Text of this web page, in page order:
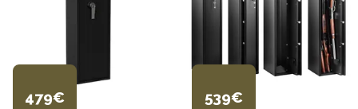
479€ 539€